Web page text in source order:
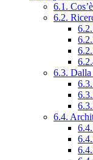
6.1.
6.2.
6.3. Dalla
6.4.